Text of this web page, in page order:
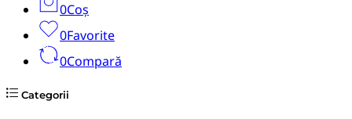
0Coș
0Favorite
0Compară
Categorii